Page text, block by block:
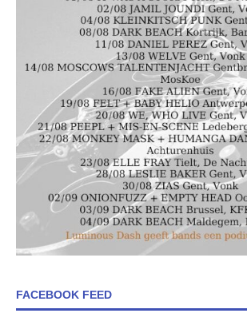
FACEBOOK FEED